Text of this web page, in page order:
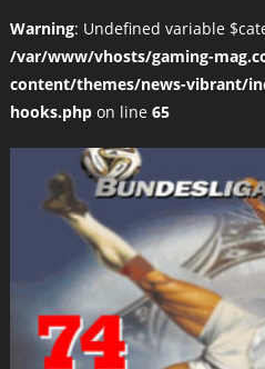
Warning: Undefined variable
/var/www/vhosts/gaming-
content/themes/news-vibrant/
hooks.phpon line 65